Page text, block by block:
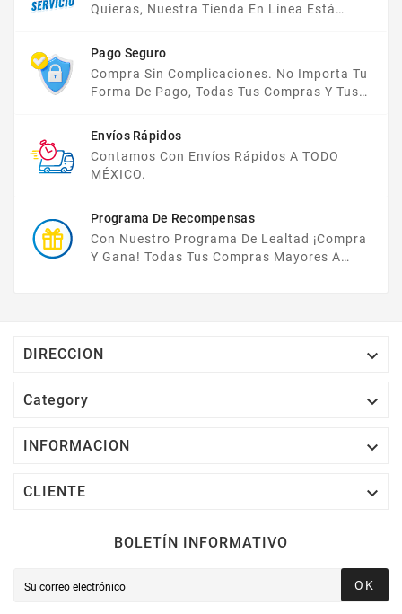
Quieras, Nuestra Tienda En Línea Está
Pago Seguro
Compra Sin Complicaciones. No Importa Tu
Forma De Pago, Todas Tus Compras Y Tus
Envíos Rápidos
Contamos Con Envíos Rápidos A TODO
MÉXICO.
Programa De Recompensas
Con Nuestro Programa De Lealtad ¡compra
Y Gana! Todas Tus Compras Mayores A
DIRECCION 
Category 
INFORMACION 
CLIENTE 
BOLETÍN INFORMATIVO
OK